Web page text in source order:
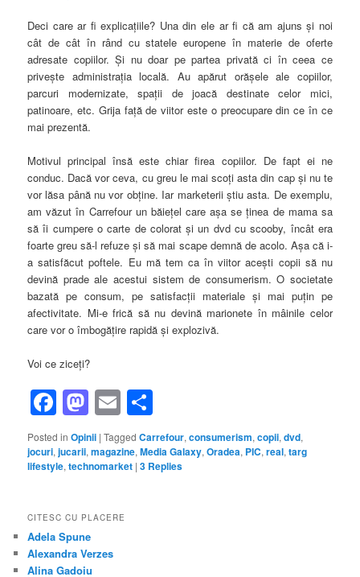
Deci care ar fi explicaţiile? Una din ele ar fi că am ajuns şi noi
cât de cât în rând cu statele europene în materie de oferte
adresate copiilor. Şi nu doar pe partea privată ci în ceea ce
priveşte administraţia locală. Au apărut orăşele ale copiilor,
parcuri modernizate, spaţii de joacă destinate celor mici,
patinoare, etc. Grija faţă de viitor este o preocupare din ce în ce
mai prezentă.
Motivul principal însă este chiar firea copiilor. De fapt ei ne
conduc. Dacă vor ceva, cu greu le mai scoţi asta din cap şi nu te
vor lăsa până nu vor obţine. Iar marketerii ştiu asta. De exemplu,
am văzut în Carrefour un băieţel care aşa se ţinea de mama sa
să îi cumpere o carte de colorat şi un dvd cu scooby, încât era
foarte greu să-l refuze şi să mai scape demnă de acolo. Aşa că i-
a satisfăcut poftele. Eu mă tem ca în viitor aceşti copii să nu
devină prade ale acestui sistem de consumerism. O societate
bazată pe consum, pe satisfacţii materiale şi mai puţin pe
afectivitate. Mi-e frică să nu devină marionete în mâinile celor
care vor o îmbogăţire rapidă şi explozivă.
Voi ce ziceţi?
Facebook
Mastodon
Email
Posted in Opinii |Tagged Carrefour,consumerism,copii,dvd,
jocuri,jucarii,magazine,Media Galaxy,Oradea, PIC,real,targ
lifestyle,technomarket |3 Replies
CITESC CU PLACERE
Adela Spune
Alexandra Verzes
Alina Gadoiu